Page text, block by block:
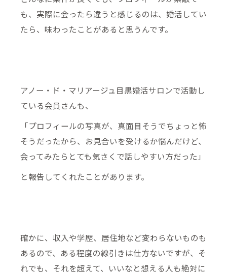
も、実際に会ったら違うと感じるのは、婚活してい
たら、味わったことがあると思うんです。
アノー・ド・マリアージュ目黒婚活サロンで活動し
ている会員さんも、
「プロフィールの写真が、真面目そうでちょっと怖
そうだったから、お見合いを受けるか悩んだけど、
会ってみたらとても気さくで話しやすい方だった」
と報告してくれたことがあります。
確かに、収入や学歴、居住地など変わらないものも
あるので、ある程度の線引きは仕方ないですが、そ
れでも、それを超えて、いいなと想える人も絶対に